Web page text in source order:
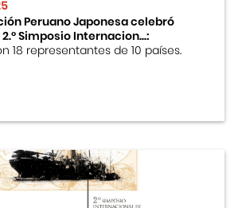
Peruano Japonesa celebró
Simposio Internacion...:
18 representantes de 10 países.